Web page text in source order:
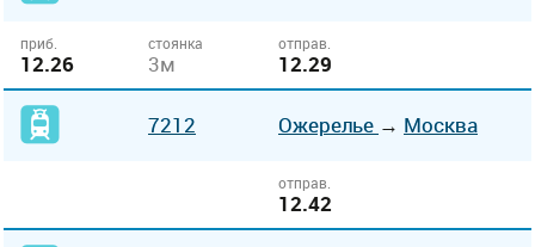
приб.
12.26
стоянка
3м
отправ.
12.29
7212 Ожерелье → Москва
отправ.
12.42